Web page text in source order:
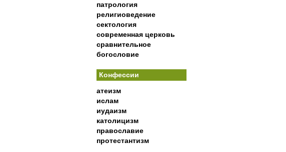
патрология
религиоведение
сектология
современная церковь
сравнительное
богословие
Конфессии
атеизм
ислам
иудаизм
католицизм
православие
протестантизм